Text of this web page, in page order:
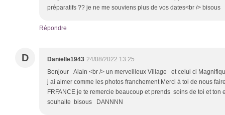
préparatifs ?? je ne me souviens plus de vos dates<br /> bisous
Répondre
D Danielle1943 24/08/2022 13:25
Bonjour Alain <br /> un merveilleux Village et celui ci
j ai aimer comme les photos franchement Merci à toi de nous
FRFANCE je te remercie beaucoup et prends soins de toi et
souhaite bisous DANNNN